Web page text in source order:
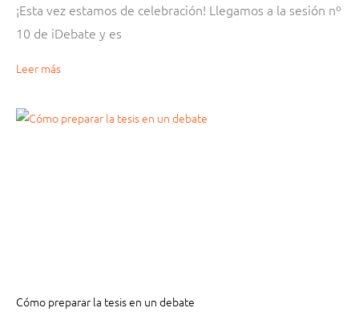
¡Esta vez estamos de celebración! Llegamos a la sesión nº
10 de iDebate y es
Leer más
Cómo preparar la tesis en un debate